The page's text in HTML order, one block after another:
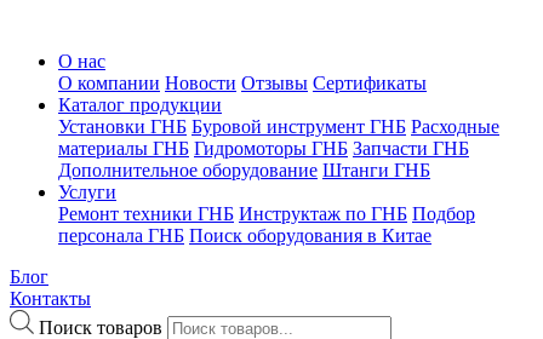
О нас
О компании Новости Отзывы Сертификаты
Каталог продукции
Установки ГНБ Буровой инструмент ГНБ Расходные
материалы ГНБ Гидромоторы ГНБ Запчасти ГНБ
Дополнительное оборудование Штанги ГНБ
Услуги
Ремонт техники ГНБ Инструктаж по ГНБ Подбор
персонала ГНБ Поиск оборудования в Китае
Блог
Контакты
Поиск товаров